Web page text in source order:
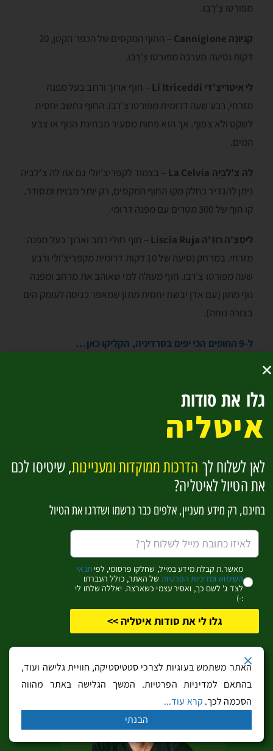
מפּורטו צֶ'רְבו.
קָנְיונֶה Cannigione
– החוף המקסים של הכפר הקטן, 20
דקות נסיעה מערבה מפּורטו צֶ'רְבו.
לי איטְריצֶ'די Li Itriceddi
– חוף ארוך ורחב בעל מפנה
מזרחי, רבע שעה דרומית מפּורטו צֶ'רְבו. החוף נחשב יחסית
לשקט ולא צפוף. אך הוא פחות מסעיר מבחינת הנוף או צבע
המים.
לָה צֶ'לְבְיָה La Celvia
– בצמוד לקפריצ'יולי גם את לה צ'לביה
ניתן להגדיר כחלק מקו החוף המקסים, רק יותר מבוית ומסודר.
קו חוף של 300 מטרים עם מפנה דרומי.
ליסְצָ'ה רוּזָ'ה Liscia Ruja
– חוף חולי רחב וארוך בעל מפנה
מזרחי. במרחק נסיעה של 10 דקות דרומית מקפריצ'ולי ורבע
שעה מפּורטו צֶ'רְבו. חוף מעולה למי שאוהב את מרחב ומפנה
נוף מתון (עם אדן יבשת יחסית מתון שמאפר כניסה לעומק הים
בצורה נוחה).
ל-9 החופים הכי יפים בסרדיניה, הקליקו כאן…
W
h
at
sA
p
p
Te
le
gr
a
m
M
se
n
g
er
Fa
ce
b
o
o
k
יש לך שאלה? רוצה להגיב?
האתר משתמש בעוגיות לצרכי סטטיסטיקה, חוויית גלישה ועוד,
בהתאם למדיניות הפרטיות. המשך הגלישה באתר מהווה
הסכמה לכך. קרא עוד...
הבנתי
גלו את סודות
איטליה
לאן לשלוח לך הדרכות ממוקדות ומעניינות, שיטיסו לכם
את הטיול לאיטליה?
בחינם, רק מידע מעניין, אלפים כבר נרשמו ושדרגו את הטיול
מאשר.ת קבלת מידע במייל, שחלקו פרסומי, לפיתנאי
השימוש ומדיניות הפרטיות של האתר, כולל העברתו
לצד ג' לשם כך, ואסיר עצמי כשארצה. יאללה שלחו לי
:-)
גלו לי את סודות איטליה >>